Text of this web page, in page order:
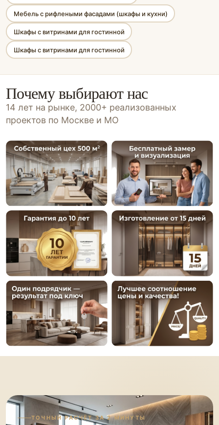
Мебель с рифлеными фасадами (шкафы и кухни)
Шкафы с витринами для гостинной
Шкафы с витринами для гостинной
Почему выбирают нас
14 лет на рынке, 2000+ реализованных
проектов по Москве и МО
ТОЧНЫЙ РАСЧЁТ ЗА 2 МИНУТЫ